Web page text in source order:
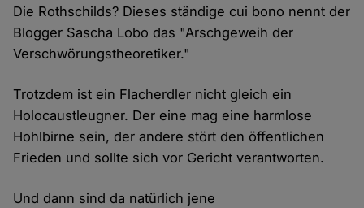
Die Rothschilds? Dieses ständige cui bono nennt der
Blogger Sascha Lobo das "Arschgeweih der
Verschwörungstheoretiker."
Trotzdem ist ein Flacherdler nicht gleich ein
Holocaustleugner. Der eine mag eine harmlose
Hohlbirne sein, der andere stört den öffentlichen
Frieden und sollte sich vor Gericht verantworten.
Und dann sind da natürlich jene